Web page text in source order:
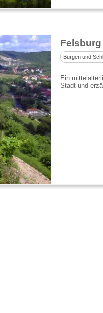
Felsburg
Burgen und
Ein
Stadt und